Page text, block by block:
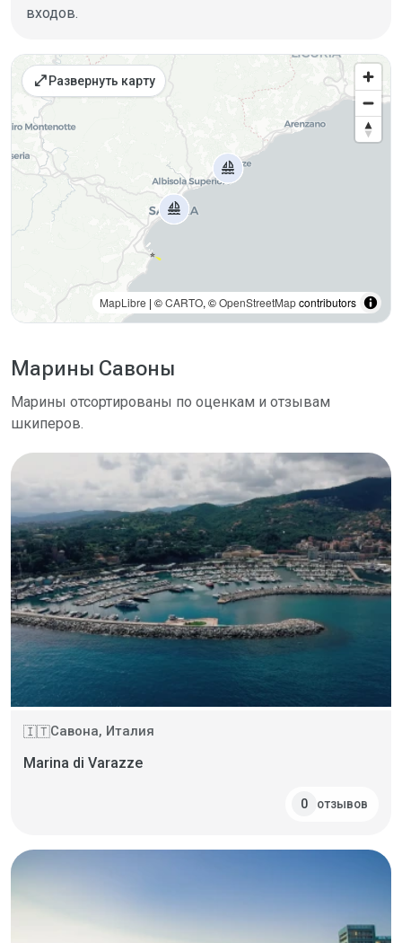
входов.
Места на карте
open_in_full Развернуть карту
MapLibre | ©CARTO, ©OpenStreetMapcontributors
Марины Савоны
Марины отсортированы по оценкам и отзывам
шкиперов.
🇮🇹Савона, Италия
Marina di Varazze
0 отзывов